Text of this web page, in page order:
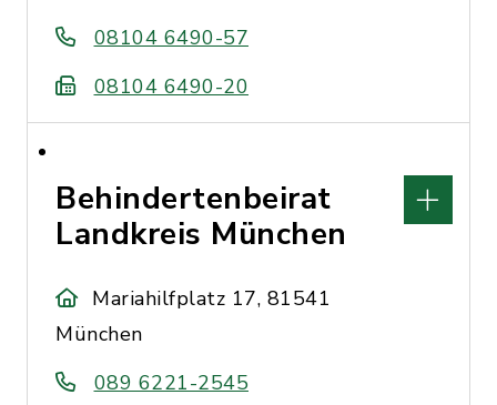
08104 6490-57
08104 6490-20
Behindertenbeirat
Landkreis München
Mariahilfplatz 17, 81541
München
089 6221-2545